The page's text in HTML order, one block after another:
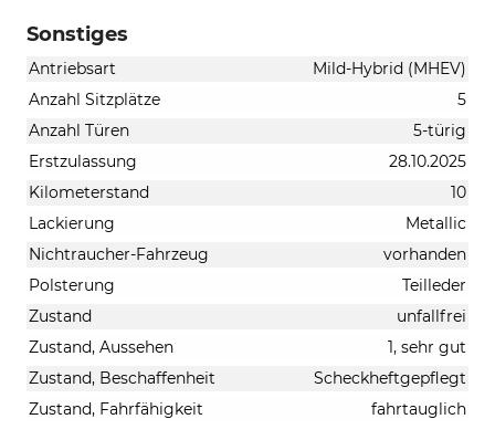
Sonstiges
Antriebsart
Mild-Hybrid (MHEV)
Anzahl Sitzplätze
5
Anzahl Türen
5-türig
Erstzulassung
28.10.2025
Kilometerstand
10
Lackierung
Metallic
Nichtraucher-Fahrzeug
vorhanden
Polsterung
Teilleder
Zustand
unfallfrei
Zustand, Aussehen
1, sehr gut
Zustand, Beschaffenheit
Scheckheftgepflegt
Zustand, Fahrfähigkeit
fahrtauglich